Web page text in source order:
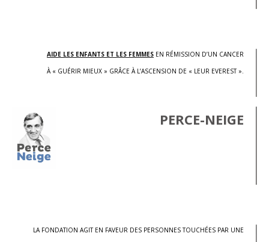
AIDE LES ENFANTS ET LES FEMMES EN RÉMISSION D’UN CANCER
À « GUÉRIR MIEUX » GRÂCE À L’ASCENSION DE « LEUR EVEREST ».
PERCE-NEIGE
LA FONDATION AGIT EN FAVEUR DES PERSONNES TOUCHÉES PAR UNE